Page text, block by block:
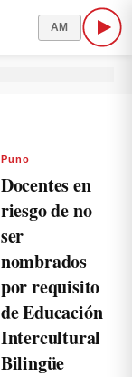
AM
Puno
Docentes en
riesgo de no
ser
nombrados
por requisito
de Educación
Intercultural
Bilingüe